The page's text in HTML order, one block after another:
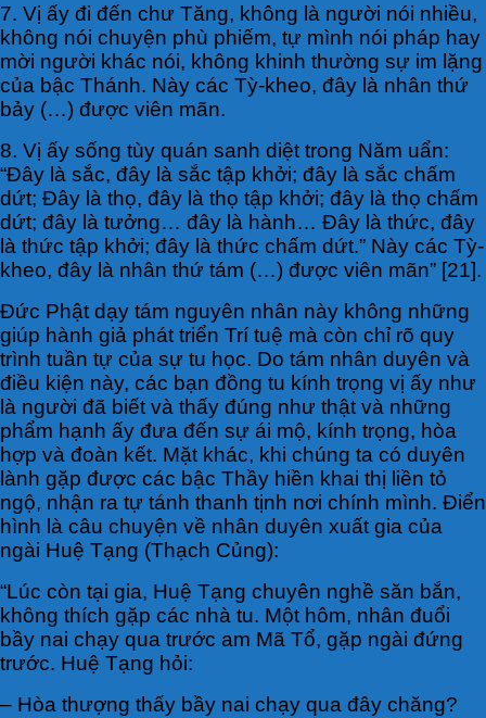
7. Vị ấy đi đến chư Tăng, không là người nói nhiều,
không nói chuyện phù phiếm, tự mình nói pháp hay
mời người khác nói, không khinh thường sự im lặng
của bậc Thánh. Này các Tỳ-kheo, đây là nhân thứ
bảy (…) được viên mãn.
8. Vị ấy sống tùy quán sanh diệt trong Năm uẩn:
“Ðây là sắc, đây là sắc tập khởi; đây là sắc chấm
dứt; Ðây là thọ, đây là thọ tập khởi; đây là thọ chấm
dứt; đây là tưởng… đây là hành… Ðây là thức, đây
là thức tập khởi; đây là thức chấm dứt.” Này các Tỳ-
kheo, đây là nhân thứ tám (…) được viên mãn” [21].
Đức Phật dạy tám nguyên nhân này không những
giúp hành giả phát triển Trí tuệ mà còn chỉ rõ quy
trình tuần tự của sự tu học. Do tám nhân duyên và
điều kiện này, các bạn đồng tu kính trọng vị ấy như
là người đã biết và thấy đúng như thật và những
phẩm hạnh ấy đưa đến sự ái mộ, kính trọng, hòa
hợp và đoàn kết. Mặt khác, khi chúng ta có duyên
lành gặp được các bậc Thầy hiền khai thị liền tỏ
ngộ, nhận ra tự tánh thanh tịnh nơi chính mình. Điển
hình là câu chuyện về nhân duyên xuất gia của
ngài Huệ Tạng (Thạch Củng):
“Lúc còn tại gia, Huệ Tạng chuyên nghề săn bắn,
không thích gặp các nhà tu. Một hôm, nhân đuổi
bầy nai chạy qua trước am Mã Tổ, gặp ngài đứng
trước. Huệ Tạng hỏi:
– Hòa thượng thấy bầy nai chạy qua đây chăng?